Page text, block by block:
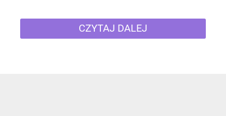
CZYTAJ DALEJ